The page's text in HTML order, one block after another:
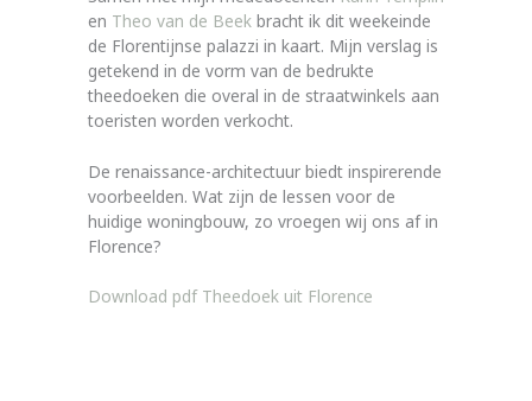
en Theo van de Beek bracht ik dit weekeinde
de Florentijnse palazzi in kaart. Mijn verslag is
getekend in de vorm van de bedrukte
theedoeken die overal in de straatwinkels aan
toeristen worden verkocht.
De renaissance-architectuur biedt inspirerende
voorbeelden. Wat zijn de lessen voor de
huidige woningbouw, zo vroegen wij ons af in
Florence?
Download pdf Theedoek uit Florence